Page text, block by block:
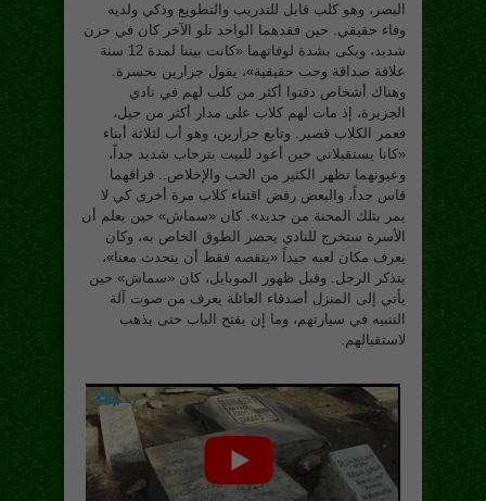
البصر، وهو كلب قابل للتدريب والتطويع وذكي ولديه
وفاء حقيقي. حين فقدهما الواحد تلو الآخر كان في حزن
شديد، وبكى بشدة لوفاتهما «كانت بيننا لمدة 12 سنة
علاقة صداقة وحب حقيقية»، يقول جزارين بحسرة.
وهناك أشخاص دفنوا أكثر من كلب لهم في نادي
الجزيرة، إذ مات لهم كلاب على مدار أكثر من جيل،
فعمر الكلاب قصير. وتابع جزارين، وهو أب لثلاثة أبناء
«كانا يستقبلاني حين أعود للبيت بترحاب شديد جداً،
وعيونهما تظهر الكثير من الحب والإخلاص.. فراقهما
قاس جداً، والبعض رفض اقتناء كلاب مرة أخرى كي لا
يمر بتلك المحنة من جديد». كان «سماش» حين يعلم أن
الأسرة ستخرج للنادي يحضر الطوق الخاص به، وكان
يعرف مكان لعبه جيداً «ينقصه فقط أن يتحدث معنا»،
يتذكر الرجل. وقبل ظهور الموبايل، كان «سماش» حين
يأتي إلى المنزل أصدقاء العائلة يعرف من صوت آلة
التنبيه في سيارتهم، وما إن يفتح الباب حتى يذهب
لاستقبالهم.